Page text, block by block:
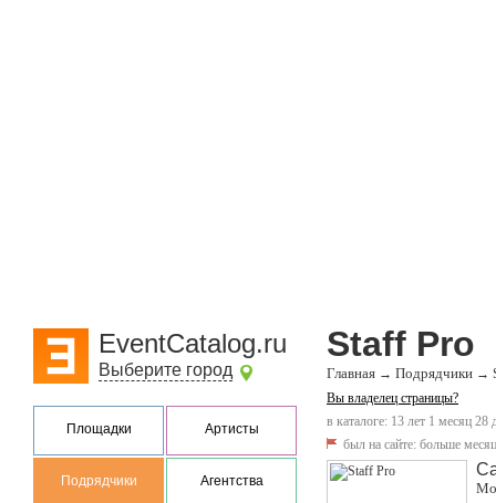
EventCatalog.ru
Выберите город
Площадки Артисты
Подрядчики Агентства
Staff Pro
Главная → Подрядчики →
Вы владелец страницы?
в каталоге: 13 лет 1 месяц 28
был на сайте: больше